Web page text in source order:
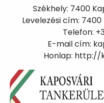
Székhely: 7400
Levelezési cím:
Telefon:
E-mail cím:
Honlap: http://